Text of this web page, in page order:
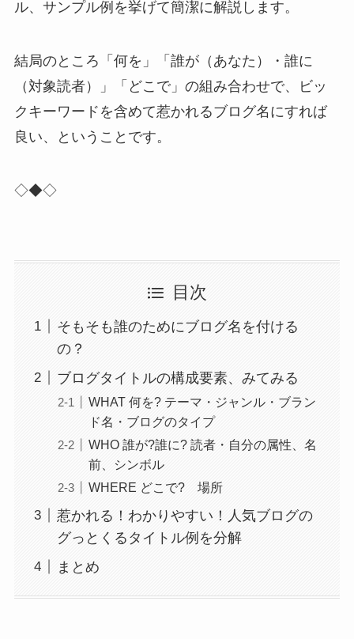
ル、サンプル例を挙げて簡潔に解説します。
結局のところ「何を」「誰が（あなた）・誰に
（対象読者）」「どこで」の組み合わせで、ビッ
クキーワードを含めて惹かれるブログ名にすれば
良い、ということです。
◇◆◇
目次
そもそも誰のためにブログ名を付ける
の？
ブログタイトルの構成要素、みてみる
WHAT 何を? テーマ・ジャンル・ブラン
ド名・ブログのタイプ
WHO 誰が?誰に? 読者・自分の属性、名
前、シンボル
WHERE どこで? 場所
惹かれる！わかりやすい！人気ブログの
グっとくるタイトル例を分解
まとめ